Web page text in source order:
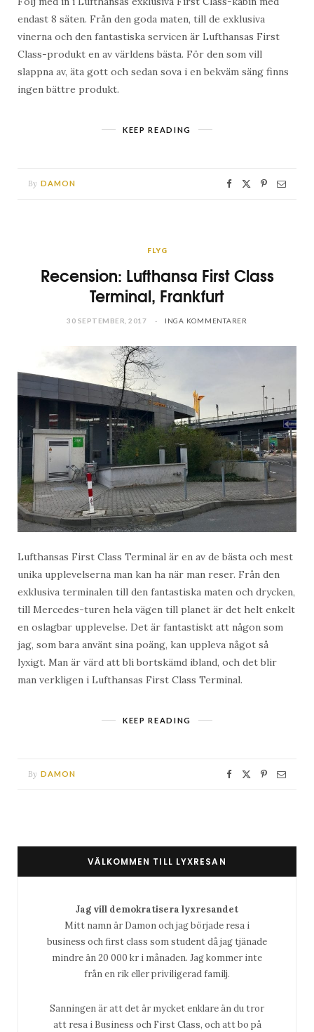
endast 8 säten. Från den goda maten, till de exklusiva
vinerna och den fantastiska servicen är Lufthansas First
Class-produkt en av världens bästa. För den som vill
slappna av, äta gott och sedan sova i en bekväm säng finns
ingen bättre produkt.
KEEP READING
By DAMON
FLYG
Recension: Lufthansa First Class
Terminal, Frankfurt
30 SEPTEMBER, 2017 INGA KOMMENTARER
Lufthansas First Class Terminal är en av de bästa och mest
unika upplevelserna man kan ha när man reser. Från den
exklusiva terminalen till den fantastiska maten och drycken,
till Mercedes-turen hela vägen till planet är det helt enkelt
en oslagbar upplevelse. Det är fantastiskt att någon som
jag, som bara använt sina poäng, kan uppleva något så
lyxigt. Man är värd att bli bortskämd ibland, och det blir
man verkligen i Lufthansas First Class Terminal.
KEEP READING
By DAMON
VÄLKOMMEN TILL LYXRESAN
Jag vill demokratisera lyxresandet
Mitt namn är Damon och jag började resa i
business och first class som student då jag tjänade
mindre än 20 000 kr i månaden. Jag kommer inte
från en rik eller priviligerad familj.
Sanningen är att det är mycket enklare än du tror
att resa i Business och First Class, och att bo på